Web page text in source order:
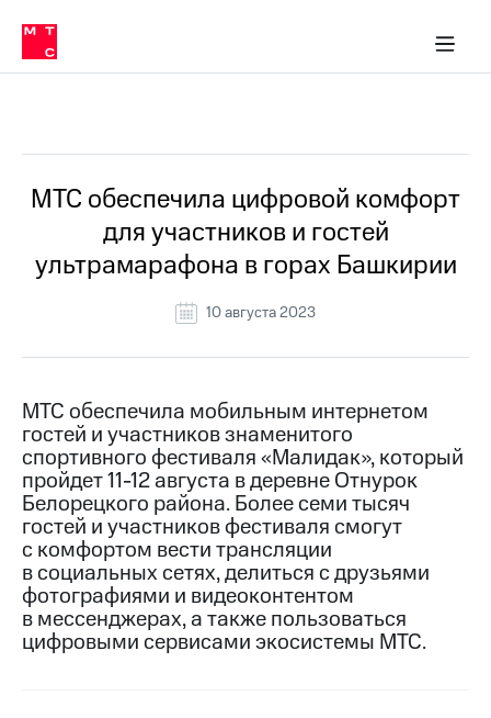
Медиа-центр
и акционерам
Устойчивое развитие
Комплаенс и деловая этика
компании
Карьера
История
компании
Руководство
информация
Контакты
Медиа-центр
Пресс-
релизы
МТС
о технологиях
Достижения
Интервью
в МТС
Пресс-
релизы
МТС
о технологиях
МТС обеспечила цифровой комфорт
для участников и гостей
ультрамарафона в горах Башкирии
10 августа 2023
МТС обеспечила мобильным интернетом
гостей и участников знаменитого
спортивного фестиваля «Малидак», который
пройдет 11-12 августа в деревне Отнурок
Белорецкого района. Более семи тысяч
гостей и участников фестиваля смогут
с комфортом вести трансляции
в социальных сетях, делиться с друзьями
фотографиями и видеоконтентом
в мессенджерах, а также пользоваться
цифровыми сервисами экосистемы МТС.